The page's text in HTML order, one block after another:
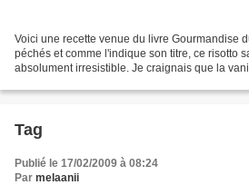
Voici une recette venue du livre Gourmandise
péchés et comme l'indique son titre, ce risotto
absolument irresistible. Je craignais que la
Tag
Publié le 17/02/2009 à 08:24
Par melaanii